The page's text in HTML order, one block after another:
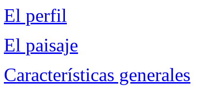
El perfil
El paisaje
Características generales